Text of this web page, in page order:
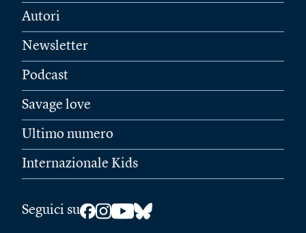
Autori
Newsletter
Podcast
Savage love
Ultimo numero
Internazionale Kids
Seguici su